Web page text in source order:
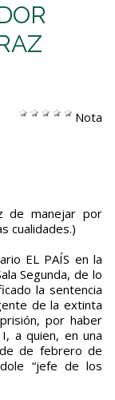
Nota
cualidades.)
EL PAÍS en la
Segunda, de lo
la sentencia
de la extinta
por haber
a quien, en una
de febrero de
“jefe de los